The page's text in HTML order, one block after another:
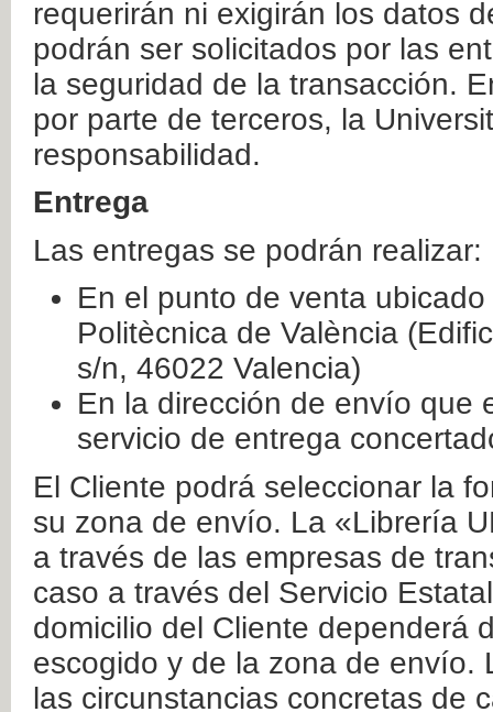
requerirán ni exigirán los datos
podrán ser solicitados por las
la seguridad de la transacción.
por parte de terceros, la
responsabilidad.
Entrega
Las entregas se podrán realizar:
En el punto de venta
Politècnica de València
s/n, 46022 Valencia)
En la dirección de envío que
servicio de entrega
El Cliente podrá seleccionar la
su zona de envío. La «Librería
a través de las empresas de
caso a través del Servicio
domicilio del Cliente dependerá
escogido y de la zona de envío.
las circunstancias concretas de